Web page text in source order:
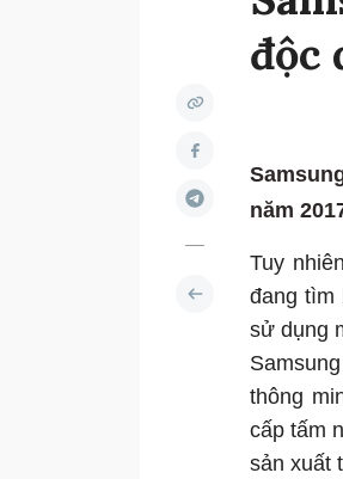
độc
năm
Tuy
đang tìm
sử dụng
thông
cấp tấm
sản xuất